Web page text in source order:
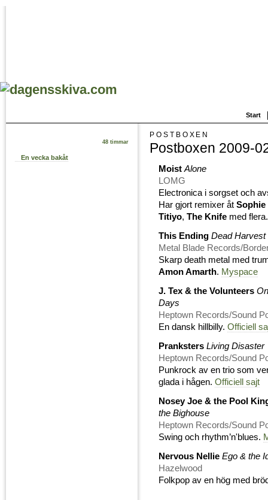
Start
48 timmar
En vecka bakåt
POSTBOXEN
Postboxen 2009-
Moist Alone
LOMG
Electronica i sorgset och
Har gjort remixer åt Sophie
Titiyo, The Knife med
This Ending Dead Harvest
Metal Blade Records/
Skarp death metal med
Amon Amarth. Myspace
J. Tex & the Volunteers
Days
Heptown Records/Sound
En dansk hillbilly. Officiell
Pranksters Living Disaster
Heptown Records/Sound
Punkrock av en trio som
glada i hågen. Officiell sajt
Nosey Joe & the Pool
the Bighouse
Heptown Records/Sound
Swing och rhythm’n'blues.
Nervous Nellie Ego & the
Hazelwood
Folkpop av en hög med